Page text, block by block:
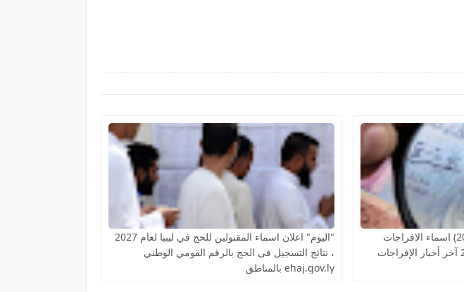
آخر أخبار الإفراجات (يوليو 2026) اسماء الافراجات
المالية الجديدة في ليبيا 7-2026 آخر أخبار الإفراجات
"اليوم" اعلان اسماء المقبولين للحج في ليبيا لعام 2027
، نتائج التسجيل فى الحج بالرقم القومي الوطني
ehaj.gov.ly بالمناطق